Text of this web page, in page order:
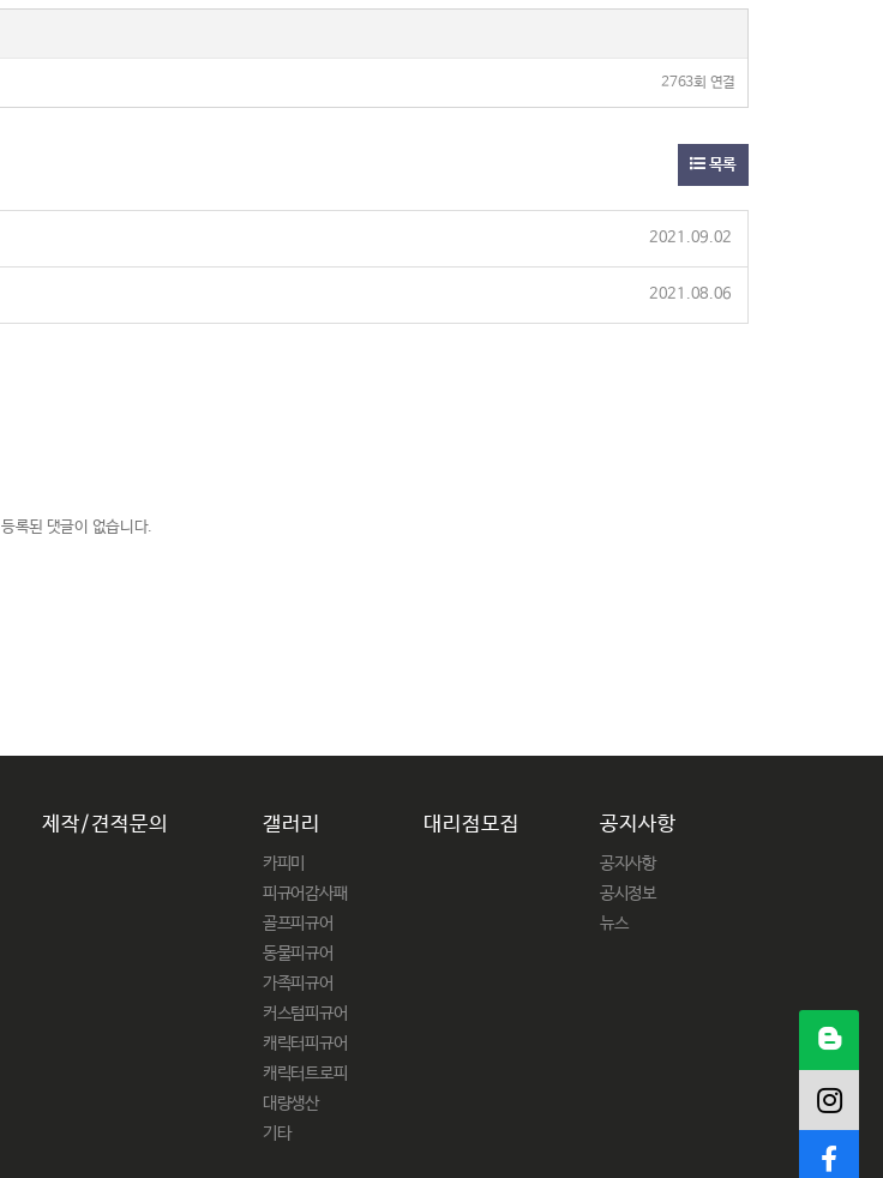
2763회 연결
목록
2021.09.02
2021.08.06
등록된 댓글이 없습니다.
제작/견적문의 갤러리
카피미
피규어감사패
골프피규어
동물피규어
가족피규어
커스텀피규어
캐릭터피규어
캐릭터트로피
대량생산
기타
대리점모집 공지사항
공지사항
공시정보
뉴스